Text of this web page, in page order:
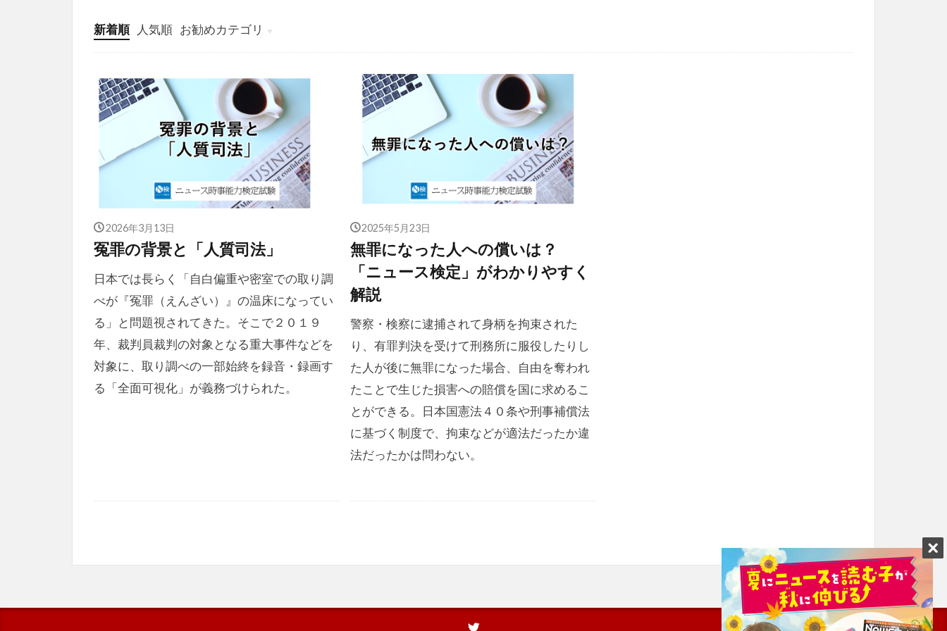
新着順 人気順 お勧めカテゴリ
投稿
学び
マンガ
電子書籍
2026年3月13日
冤罪の背景と「人質司法」
日本では長らく「自白偏重や密室での取り調
べが『冤罪（えんざい）』の温床になってい
る」と問題視されてきた。そこで２０１９
年、裁判員裁判の対象となる重大事件などを
対象に、取り調べの一部始終を録音・録画す
る「全面可視化」が義務づけられた。
2025年5月23日
無罪になった人への償いは？
「ニュース検定」がわかりやすく
解説
警察・検察に逮捕されて身柄を拘束された
り、有罪判決を受けて刑務所に服役したりし
た人が後に無罪になった場合、自由を奪われ
たことで生じた損害への賠償を国に求めるこ
とができる。日本国憲法４０条や刑事補償法
に基づく制度で、拘束などが適法だったか違
法だったかは問わない。